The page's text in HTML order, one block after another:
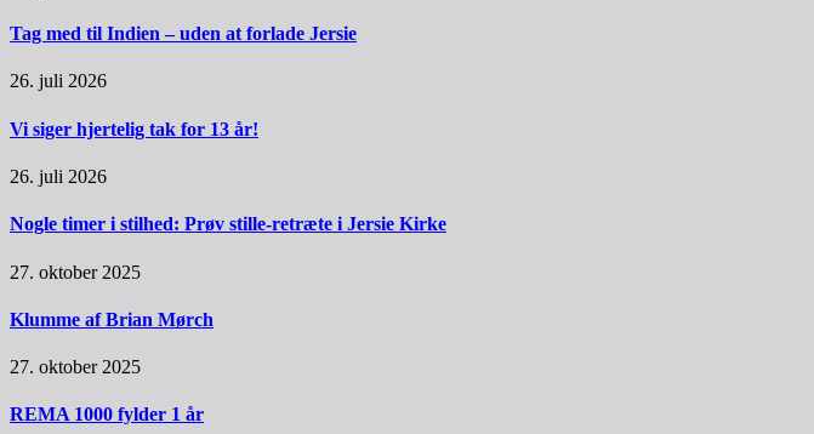
Tag med til Indien – uden at forlade Jersie
26. juli 2026
Vi siger hjertelig tak for 13 år!
26. juli 2026
Nogle timer i stilhed: Prøv stille-retræte i Jersie Kirke
27. oktober 2025
Klumme af Brian Mørch
27. oktober 2025
REMA 1000 fylder 1 år